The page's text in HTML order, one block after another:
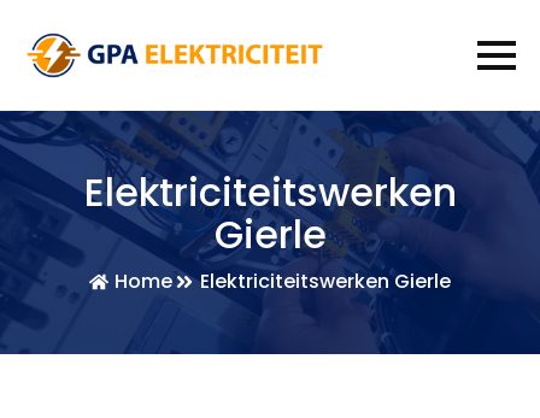
Elektriciteitswerken
Gierle
Home Elektriciteitswerken Gierle